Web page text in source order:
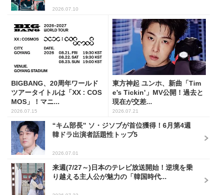
2026.07.10
BIGBANG、20周年ワールド
ツアータイトルは「XX : COS
MOS」！マニ...
2026.07.15
東方神起 ユンホ、新曲「Tim
e’s Tickin’」MV公開！過去と
現在が交差...
2026.07.21
“キム部長” ソ・ジソブが首位獲得！6月第4週
韓ドラ出演者話題性トップ5
2026.07.01
来週(7/27～)日本のテレビ放送開始！逆境を乗
り越える主人公が魅力の「韓国時代...